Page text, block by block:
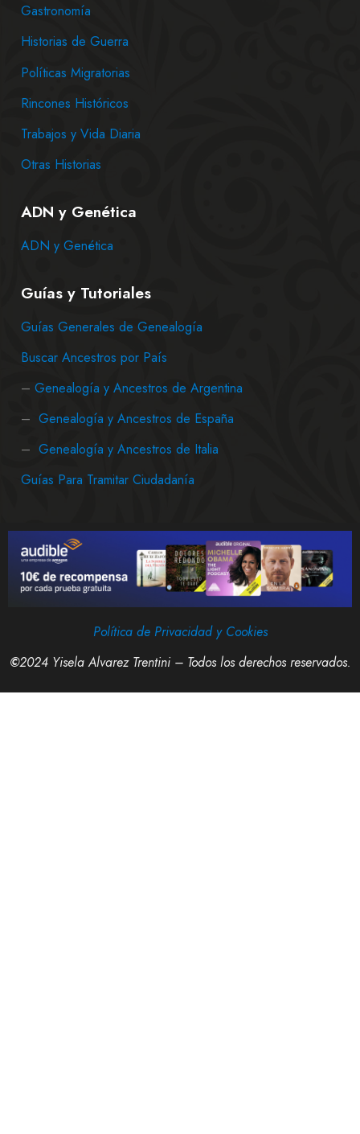
Gastronomía
Historias de Guerra
Políticas Migratorias
Rincones Históricos
Trabajos y Vida Diaria
Otras Historias
ADN y Genética
ADN y Genética
Guías y Tutoriales
Guías Generales de Genealogía
Buscar Ancestros por País
– Genealogía y Ancestros de Argentina
– Genealogía y Ancestros de España
– Genealogía y Ancestros de Italia
Guías Para Tramitar Ciudadanía
Política de Privacidad y Cookies
©2024 Yisela Alvarez Trentini – Todos los derechos reservados.